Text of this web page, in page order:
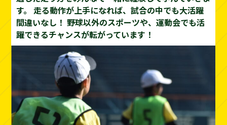
す。 走る動作が上手になれば、試合の中でも大活躍
間違いなし！ 野球以外のスポーツや、運動会でも活
躍できるチャンスが転がっています！